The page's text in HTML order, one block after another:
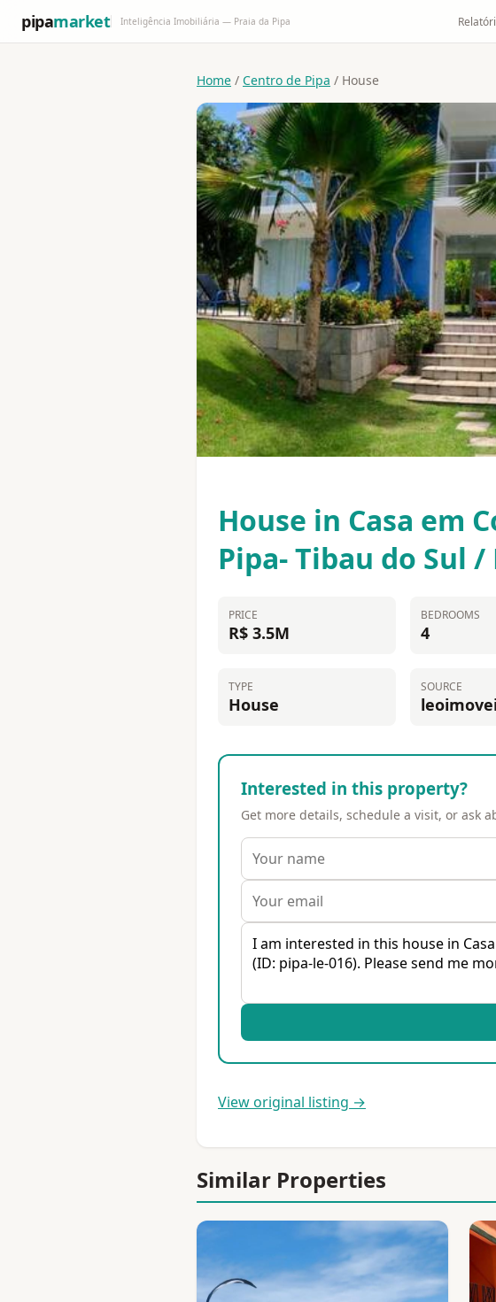
pipamarket Inteligência Imobiliária — Praia da Pipa
Home / Centro de Pipa / House
House in Casa em
Pipa- Tibau do Sul /
PRICE
R$ 3.5M
BEDROOMS
4
TYPE
House
SOURCE
Interested in this property?
Get more details, schedule a visit, or ask
View original listing →
Similar Properties